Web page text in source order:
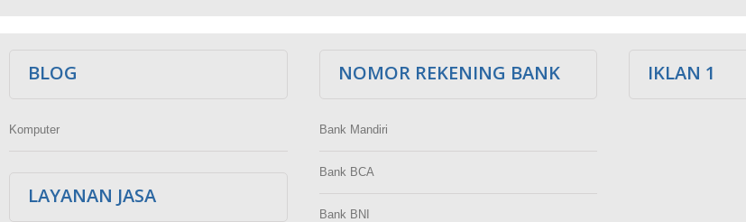
BLOG
Komputer
LAYANAN JASA
NOMOR REKENING BANK
Bank Mandiri
Bank BCA
Bank BNI
IKLAN 1